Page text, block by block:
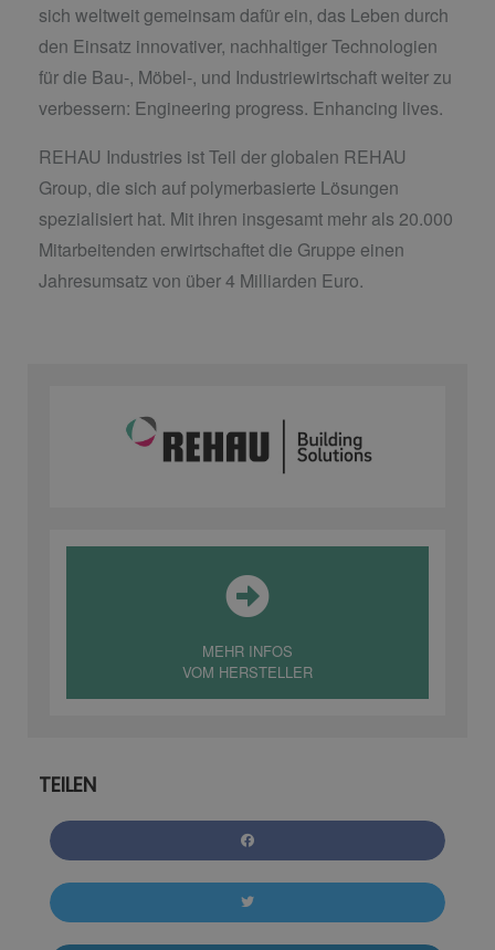
sich weltweit gemeinsam dafür ein, das Leben durch
den Einsatz innovativer, nachhaltiger Technologien
für die Bau-, Möbel-, und Industriewirtschaft weiter zu
verbessern: Engineering progress. Enhancing lives.
REHAU Industries ist Teil der globalen REHAU
Group, die sich auf polymerbasierte Lösungen
spezialisiert hat. Mit ihren insgesamt mehr als 20.000
Mitarbeitenden erwirtschaftet die Gruppe einen
Jahresumsatz von über 4 Milliarden Euro.
MEHR INFOS
VOM HERSTELLER
TEILEN